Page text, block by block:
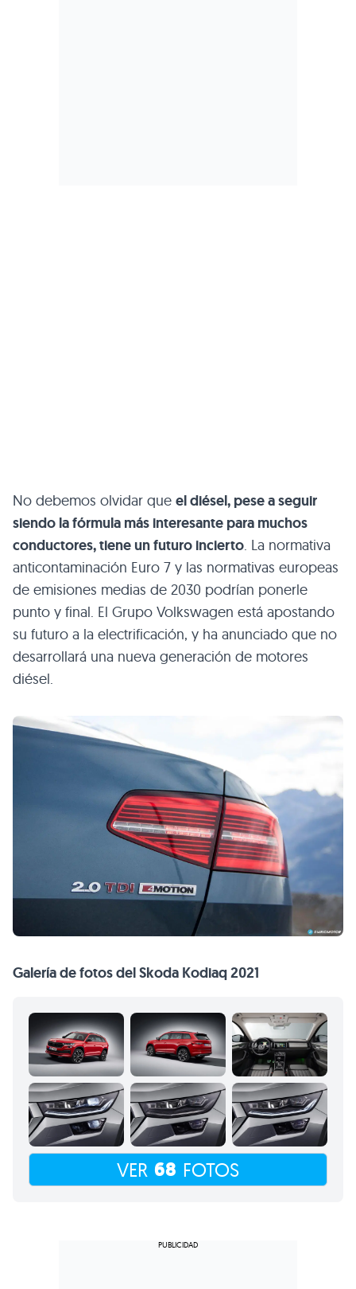
No debemos olvidar que el diésel, pese a seguir
siendo la fórmula más interesante para muchos
conductores, tiene un futuro incierto. La normativa
anticontaminación Euro 7 y las normativas europeas
de emisiones medias de 2030 podrían ponerle
punto y final. El Grupo Volkswagen está apostando
su futuro a la electrificación, y ha anunciado que no
desarrollará una nueva generación de motores
diésel.
Galería de fotos del Skoda Kodiaq 2021
VER 68 FOTOS